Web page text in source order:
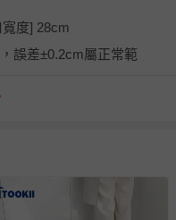
度] 28cm
誤差±0.2cm屬正常範
是未經使用的全新狀態，
例假日內提出），如為